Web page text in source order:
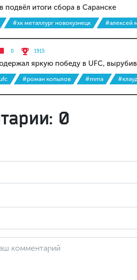
подвёл итоги сбора в Саранске
#хк металлург новокузнецк #алексей
0 1915
яркую победу в UFC,
#роман копылов #mma
0